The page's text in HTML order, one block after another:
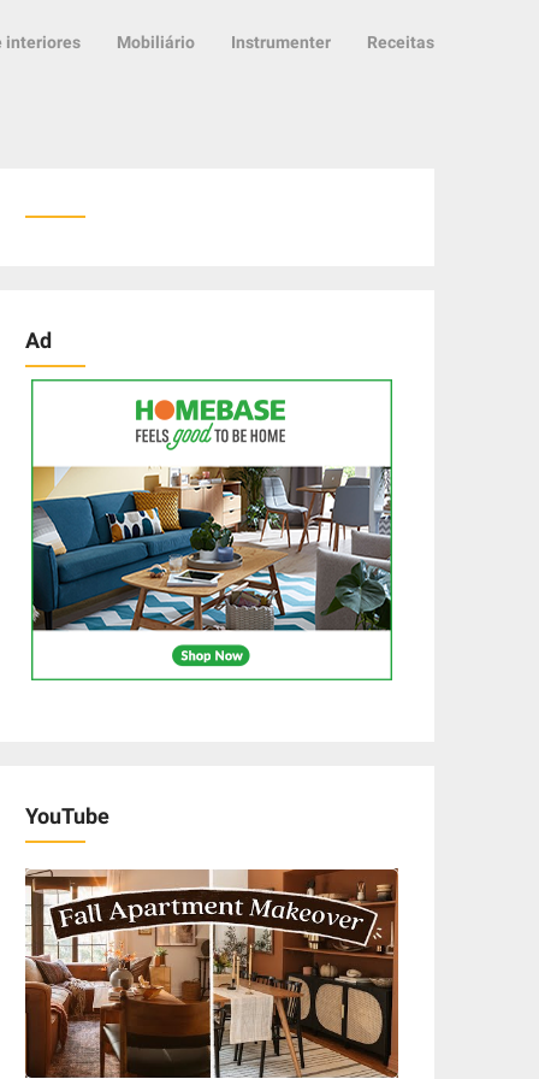
interiores Mobiliário Instrumenter Receitas
Ad
YouTube